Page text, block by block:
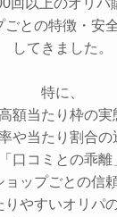
ごとの特徴・安
してきました。
特に、
高額当たり枠の実
や当たり割合の
「口コミとの乖離
ョップごとの信
りやすいオリパ